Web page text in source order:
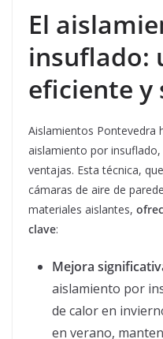
El
insuflado:
eficiente y
Aislamientos Pontevedra
aislamiento por
ventajas. Esta técnica,
cámaras de aire de
materiales aislantes,
clave:
Mejora
aislamiento por
de calor en
en verano,